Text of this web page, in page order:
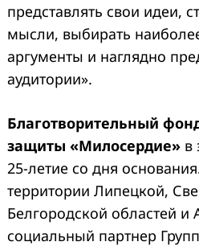
представлять свои идеи,
мысли, выбирать
аргументы и наглядно
аудитории».
Благотворительный
защиты «Милосердие» в
25-летие со дня
территории Липецкой,
Белгородской областей и
социальный партнер
Search
for: